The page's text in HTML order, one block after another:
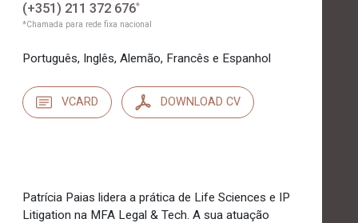
(+351) 211 372 676*
*Chamada para rede fixa nacional
Português, Inglês, Alemão, Francês e Espanhol
VCARD DOWNLOAD CV
Patrícia Paias lidera a prática de Life Sciences e IP
Litigation na MFA Legal & Tech. A sua atuação